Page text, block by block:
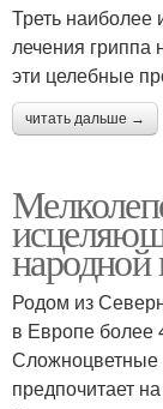
Треть наиболее
лечения
эти целебные
читать дальше →
Родом из
в Европе более
Сложноцветные
предпочитает